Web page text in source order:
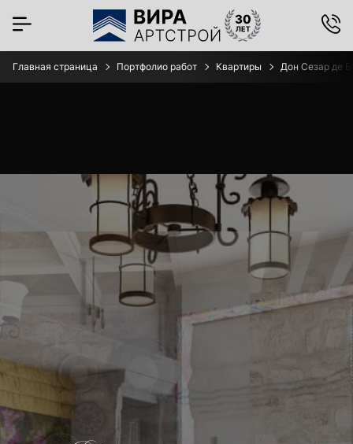
Главная страница Портфолио работ Квартиры Дон Сезар де